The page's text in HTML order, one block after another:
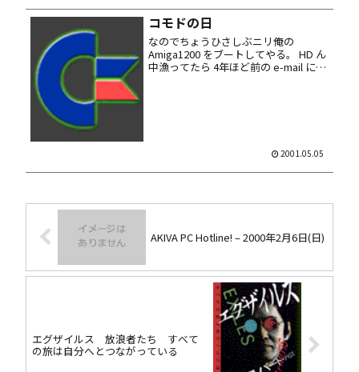
コモドの日
なのでちょうひさしぶニリ俺の
Amiga1200 をブートしてやる。 HD ん
中漁ってたら 4年ほど前の e-mail に添
2001.05.05
AKIVA PC Hotline! – 2000年2月6日(日)
エグザイルス 放浪者たち すべて
の旅は自分へとつながっている